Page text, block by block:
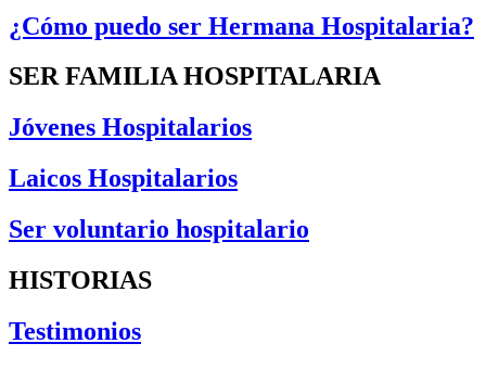
¿Cómo puedo ser Hermana Hospitalaria?
SER FAMILIA HOSPITALARIA
Jóvenes Hospitalarios
Laicos Hospitalarios
Ser voluntario hospitalario
HISTORIAS
Testimonios